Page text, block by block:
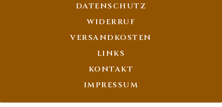
DATENSCHUTZ
WIDERRUF
VERSANDKOSTEN
LINKS
KONTAKT
IMPRESSUM